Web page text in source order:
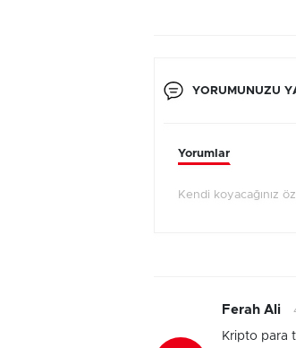
YORUMUNUZU
Yorumlar
Kendi koyacağınız
Ferah Ali
Kripto para